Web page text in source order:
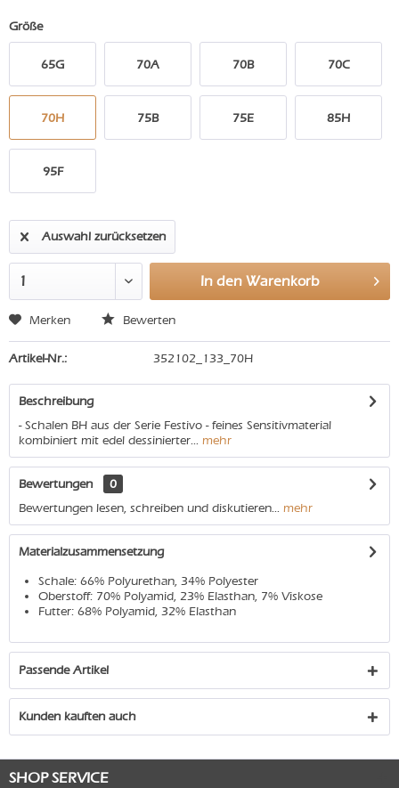
Größe
65G 70A 70B 70C
70H 75B 75E 85H
95F
Auswahl zurücksetzen
In den Warenkorb
Merken Bewerten
Artikel-Nr.: 352102_133_70H
Beschreibung
- Schalen BH aus der Serie Festivo - feines Sensitivmaterial
kombiniert mit edel dessinierter... mehr
Bewertungen
0
Bewertungen lesen, schreiben und diskutieren... mehr
Materialzusammensetzung
Schale: 66% Polyurethan, 34% Polyester
Oberstoff: 70% Polyamid, 23% Elasthan, 7% Viskose
Futter: 68% Polyamid, 32% Elasthan
Passende Artikel
Kunden kauften auch
SHOP SERVICE